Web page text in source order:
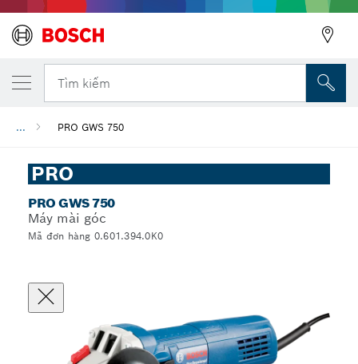
Tìm kiếm
... PRO GWS 750
PRO
PRO GWS 750
Máy mài góc
Mã đơn hàng 0.601.394.0K0